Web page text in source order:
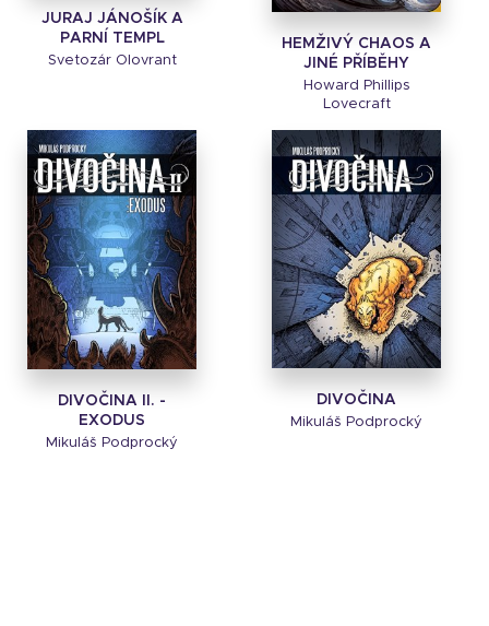
JURAJ JÁNOŠÍK A
PARNÍ TEMPL
Svetozár Olovrant
HEMŽIVÝ CHAOS A
JINÉ PŘÍBĚHY
Howard Phillips
Lovecraft
DIVOČINA II. -
EXODUS
Mikuláš Podprocký
DIVOČINA
Mikuláš Podprocký